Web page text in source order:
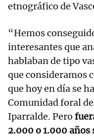
etnográfico de
“Hemos
interesantes que
hablaban de tipo
que consideramos
que hoy en día se
Comunidad foral
Iparralde. Pero
2.000 o 1.000